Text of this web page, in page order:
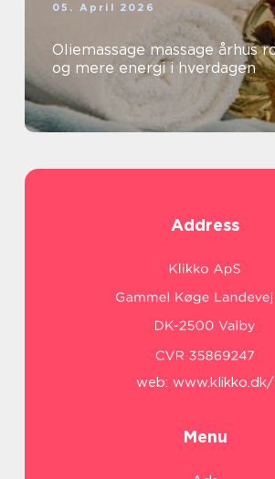
05. April 2026
Oliemassage massage århus ro, velvære
og mere energi i hverdagen
Address
web: www.klikko.dk/
Menu